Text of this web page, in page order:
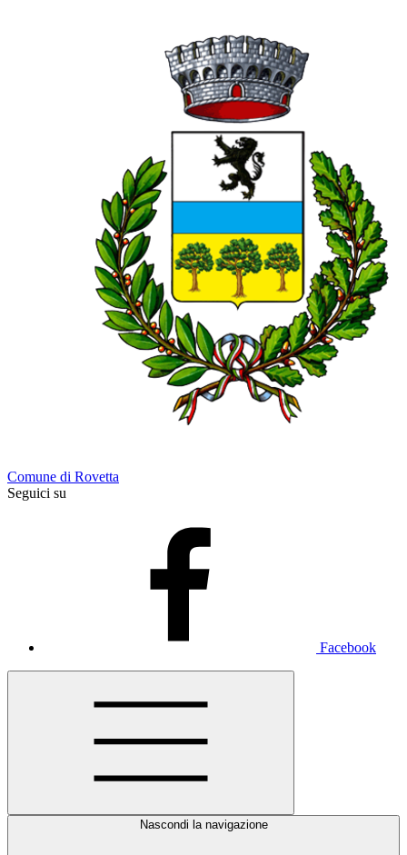
Comune di Rovetta
Seguici su
Facebook
Nascondi la navigazione